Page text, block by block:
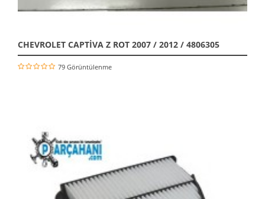
CHEVROLET CAPTİVA Z ROT 2007 / 2012 / 4806305
79 Görüntülenme